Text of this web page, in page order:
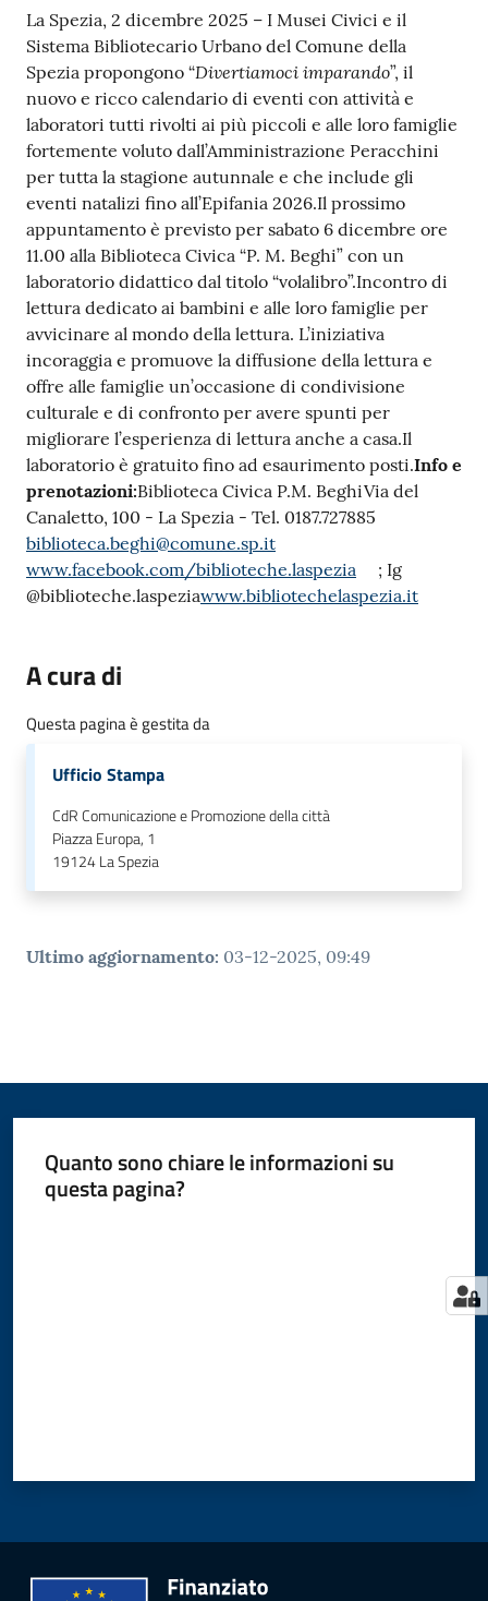
C
e
r
t
i
f
i
c
a
t
i
A
n
a
g
r
a
f
i
c
i
o
i
e
A
Tutti
argomenti...
Contenuto
La Spezia, 2 dicembre 2025 – I Musei Civici e il
Sistema Bibliotecario Urbano del Comune della
Spezia propongono “Divertiamoci imparando”, il
nuovo e ricco calendario di eventi con attività e
laboratori tutti rivolti ai più piccoli e alle loro famiglie
fortemente voluto dall’Amministrazione Peracchini
per tutta la stagione autunnale e che include gli
eventi natalizi fino all’Epifania 2026.Il prossimo
appuntamento è previsto per sabato 6 dicembre ore
11.00 alla Biblioteca Civica “P. M. Beghi” con un
laboratorio didattico dal titolo “volalibro”.Incontro di
lettura dedicato ai bambini e alle loro famiglie per
avvicinare al mondo della lettura. L’iniziativa
incoraggia e promuove la diffusione della lettura e
offre alle famiglie un’occasione di condivisione
culturale e di confronto per avere spunti per
migliorare l’esperienza di lettura anche a casa.Il
laboratorio è gratuito fino ad esaurimento posti.Info e
prenotazioni:Biblioteca Civica P.M. BeghiVia del
Canaletto, 100 - La Spezia - Tel. 0187.727885
biblioteca.beghi@comune.sp.it
www.facebook.com/biblioteche.laspezia
; Ig
@biblioteche.laspeziawww.bibliotechelaspezia.it
A cura di
Questa pagina è gestita da
Ufficio Stampa
CdR Comunicazione e Promozione della città
Piazza Europa, 1
19124La Spezia
Ultimo aggiornamento: 03-12-2025, 09:49
Quanto sono chiare le informazioni su
questa pagina?